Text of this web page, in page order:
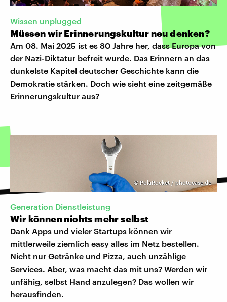
Wissen unplugged
Müssen wir Erinnerungskultur neu denken?
Am 08. Mai 2025 ist es 80 Jahre her, dass Europa von
der Nazi-Diktatur befreit wurde. Das Erinnern an das
dunkelste Kapitel deutscher Geschichte kann die
Demokratie stärken. Doch wie sieht eine zeitgemäße
Erinnerungskultur aus?
© PolaRocket / photocase.de
Generation Dienstleistung
Wir können nichts mehr selbst
Dank Apps und vieler Startups können wir
mittlerweile ziemlich easy alles im Netz bestellen.
Nicht nur Getränke und Pizza, auch unzählige
Services. Aber, was macht das mit uns? Werden wir
unfähig, selbst Hand anzulegen? Das wollen wir
herausfinden.